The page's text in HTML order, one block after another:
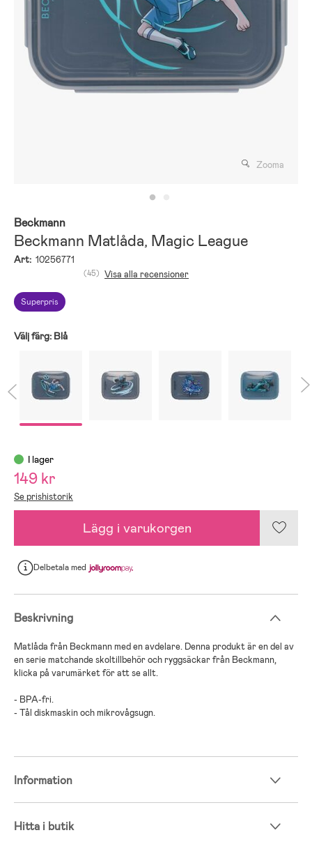
Zooma
Beckmann
Beckmann Matlåda, Magic League
Art: 10256771
Superpris
(45) Visa alla recensioner
Välj färg: Blå
I lager
149 kr
Se prishistorik
Lägg i varukorgen
Delbetalamed
Beskrivning
Matlåda från Beckmann med en avdelare. Denna produkt är en del av
en serie matchande skoltillbehör och ryggsäckar från Beckmann,
klicka på varumärket för att se allt.
- BPA-fri.
- Tål diskmaskin och mikrovågsugn.
Information
Hitta i butik